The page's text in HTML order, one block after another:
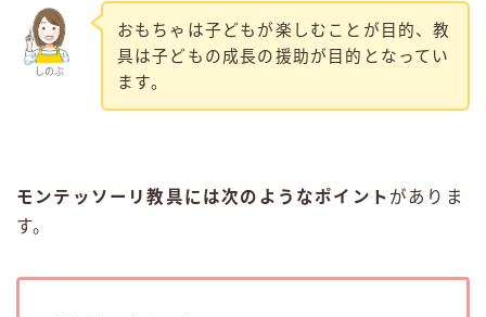
しのぶ
おもちゃは子どもが楽しむことが目的、教
具は子どもの成長の援助が目的となってい
ます。
モンテッソーリ教具には次のようなポイント がありま
す。